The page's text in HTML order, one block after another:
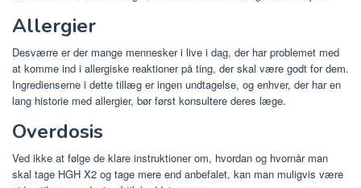
Allergier
Desværre er der mange mennesker i live i dag, der har problemet med
at komme ind i allergiske reaktioner på ting, der skal være godt for dem.
Ingredienserne i dette tillæg er ingen undtagelse, og enhver, der har en
lang historie med allergier, bør først konsultere deres læge.
Overdosis
Ved ikke at følge de klare instruktioner om, hvordan og hvornår man
skal tage HGH X2 og tage mere end anbefalet, kan man muligvis være